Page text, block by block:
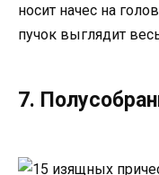
носит начес на
пучок выглядит
7.